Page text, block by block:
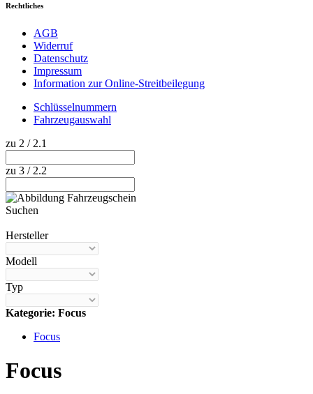
Rechtliches
AGB
Widerruf
Datenschutz
Impressum
Information zur Online-Streitbeilegung
Schlüsselnummern
Fahrzeugauswahl
zu 2 / 2.1
zu 3 / 2.2
Suchen
Hersteller
Modell
Typ
Kategorie: Focus
Focus
Focus